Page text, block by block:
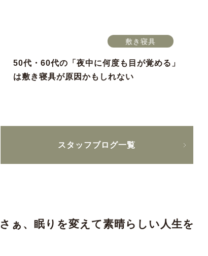
敷き寝具
50代・60代の「夜中に何度も目が覚める」
は敷き寝具が原因かもしれない
スタッフブログ一覧
さぁ、眠りを変えて素晴らしい人生を